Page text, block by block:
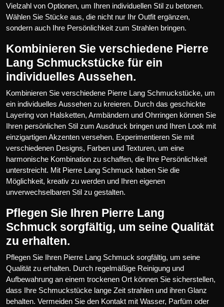
Vielzahl von Optionen, um Ihren individuellen Stil zu betonen.
Wählen Sie Stücke aus, die nicht nur Ihr Outfit ergänzen,
sondern auch Ihre Persönlichkeit zum Strahlen bringen.
Kombinieren Sie verschiedene Pierre
Lang Schmuckstücke für ein
individuelles Aussehen.
Kombinieren Sie verschiedene Pierre Lang Schmuckstücke, um
ein individuelles Aussehen zu kreieren. Durch das geschickte
Layering von Halsketten, Armbändern und Ohrringen können Sie
Ihren persönlichen Stil zum Ausdruck bringen und Ihren Look mit
einzigartigen Akzenten versehen. Experimentieren Sie mit
verschiedenen Designs, Farben und Texturen, um eine
harmonische Kombination zu schaffen, die Ihre Persönlichkeit
unterstreicht. Mit Pierre Lang Schmuck haben Sie die
Möglichkeit, kreativ zu werden und Ihren eigenen
unverwechselbaren Stil zu gestalten.
Pflegen Sie Ihren Pierre Lang
Schmuck sorgfältig, um seine Qualität
zu erhalten.
Pflegen Sie Ihren Pierre Lang Schmuck sorgfältig, um seine
Qualität zu erhalten. Durch regelmäßige Reinigung und
Aufbewahrung an einem trockenen Ort können Sie sicherstellen,
dass Ihre Schmuckstücke lange Zeit strahlen und ihren Glanz
behalten. Vermeiden Sie den Kontakt mit Wasser, Parfüm oder